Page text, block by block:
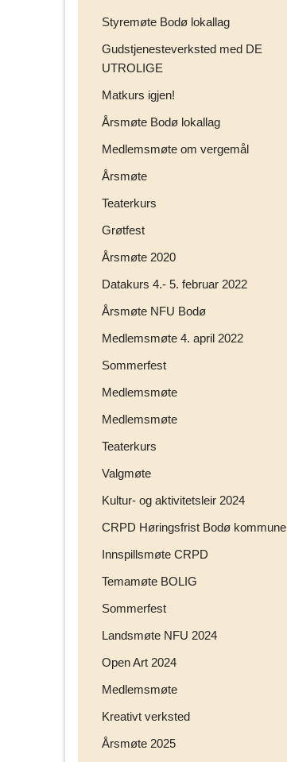
Styremøte Bodø lokallag
Gudstjenesteverksted med DE
UTROLIGE
Matkurs igjen!
Årsmøte Bodø lokallag
Medlemsmøte om vergemål
Årsmøte
Teaterkurs
Grøtfest
Årsmøte 2020
Datakurs 4.- 5. februar 2022
Årsmøte NFU Bodø
Medlemsmøte 4. april 2022
Sommerfest
Medlemsmøte
Medlemsmøte
Teaterkurs
Valgmøte
Kultur- og aktivitetsleir 2024
CRPD Høringsfrist Bodø kommune
Innspillsmøte CRPD
Temamøte BOLIG
Sommerfest
Landsmøte NFU 2024
Open Art 2024
Medlemsmøte
Kreativt verksted
Årsmøte 2025